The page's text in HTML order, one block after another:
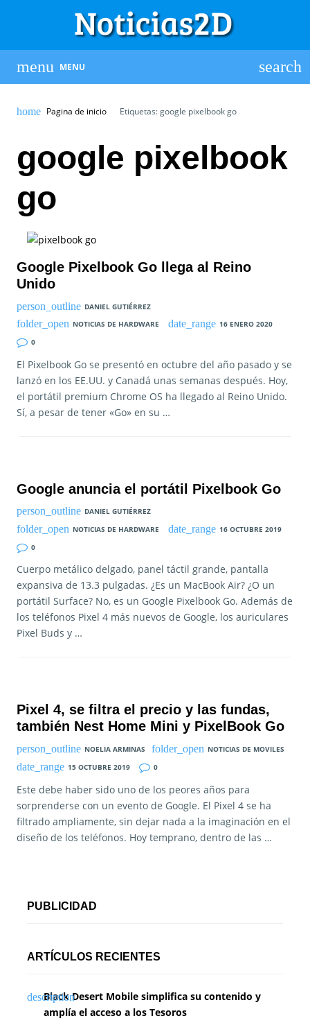
MENU
Pagina de inicio Etiquetas: google pixelbook go
google pixelbook
go
Google Pixelbook Go llega al Reino
Unido
DANIEL GUTIÉRREZ
NOTICIAS DE HARDWARE
16 ENERO 2020
0
El Pixelbook Go se presentó en octubre del año pasado y se
lanzó en los EE.UU. y Canadá unas semanas después. Hoy,
el portátil premium Chrome OS ha llegado al Reino Unido.
Sí, a pesar de tener «Go» en su …
Google anuncia el portátil Pixelbook Go
DANIEL GUTIÉRREZ
NOTICIAS DE HARDWARE
16 OCTUBRE 2019
0
Cuerpo metálico delgado, panel táctil grande, pantalla
expansiva de 13.3 pulgadas. ¿Es un MacBook Air? ¿O un
portátil Surface? No, es un Google Pixelbook Go. Además de
los teléfonos Pixel 4 más nuevos de Google, los auriculares
Pixel Buds y …
Pixel 4, se filtra el precio y las fundas,
también Nest Home Mini y PixelBook Go
NOELIA ARMINAS
NOTICIAS DE MOVILES
15 OCTUBRE 2019
0
Este debe haber sido uno de los peores años para
sorprenderse con un evento de Google. El Pixel 4 se ha
filtrado ampliamente, sin dejar nada a la imaginación en el
diseño de los teléfonos. Hoy temprano, dentro de las …
PUBLICIDAD
ARTÍCULOS RECIENTES
Black Desert Mobile simplifica su contenido y
amplía el acceso a los Tesoros